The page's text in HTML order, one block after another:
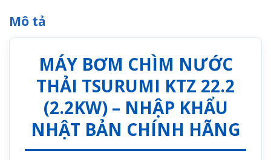
Mô tả
MÁY BƠM CHÌM NƯỚC
THẢI TSURUMI KTZ 22.2
(2.2KW) – NHẬP KHẨU
NHẬT BẢN CHÍNH HÃNG